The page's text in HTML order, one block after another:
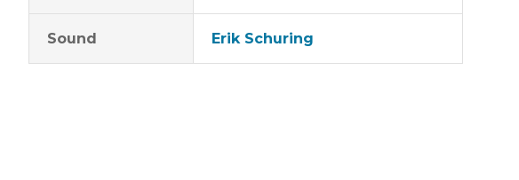
Sound Erik Schuring